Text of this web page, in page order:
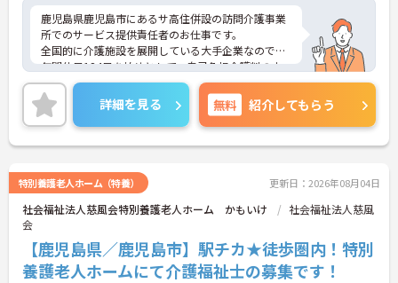
鹿児島県鹿児島市にあるサ高住併設の訪問介護事業
所でのサービス提供責任者のお仕事です。
全国的に介護施設を展開している大手企業なので、
年間休日124日を始めとして、自己負担介護料の支
援など福利厚生が充実しています。
初任者研修養成講座を無料で開催しているなど、介
護業界でのキャリアアップを狙える環境です。
お子様がいる方など、フルタイムで働けない事情が
ある方もお気軽にご相談いただけます◎
さい。更に詳細などお伝えします。
詳細を見る 無料 紹介してもらう
特別養護老人ホーム（特養） 更新日：2026年08月04日
社会福祉法人慈風会特別養護老人ホーム かもいけ
社会福祉法人慈風
会
【鹿児島県／鹿児島市】駅チカ★徒歩圏内！特別
養護老人ホームにて介護福祉士の募集です！